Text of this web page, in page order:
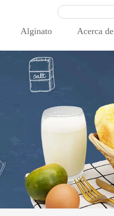
Alginato Acerca de